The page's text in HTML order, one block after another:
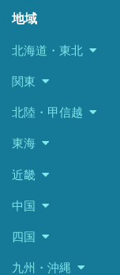
地域
北海道・東北
関東
北陸・甲信越
東海
近畿
中国
四国
九州・沖縄